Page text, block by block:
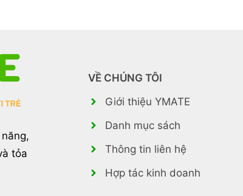
tỏa
VỀ CHÚNG TÔI
Giới thiệu YMATE
Danh mục sách
Thông tin liên hệ
Hợp tác kinh doanh